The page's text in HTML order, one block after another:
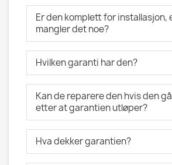
Er den komplett for installasjon,
mangler det noe?
Hvilken garanti har den?
Kan de reparere den hvis den
etter at garantien utløper?
Hva dekker garantien?